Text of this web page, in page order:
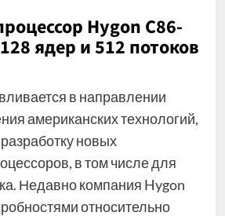
Hygon C86-
ядер и 512 потоков
в направлении
американских технологий,
новых
в том числе для
Недавно компания Hygon
относительно